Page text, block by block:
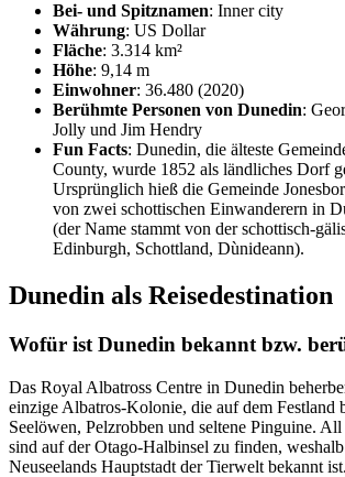
Bei- und Spitznamen: Inner city
Währung: US Dollar
Fläche: 3.314 km²
Höhe: 9,14 m
Einwohner: 36.480 (2020)
Berühmte Personen von Dunedin:
Jolly und Jim Hendry
Fun Facts: Dunedin, die älteste
County, wurde 1852 als ländliches Dorf
Ursprünglich hieß die Gemeinde
von zwei schottischen Einwanderern in
(der Name stammt von der schottisch-
Edinburgh, Schottland, Dùnideann).
Dunedin als Reisedestination
Wofür ist Dunedin bekannt bzw.
Das Royal Albatross Centre in Dunedin
einzige Albatros-Kolonie, die auf dem Festland
Seelöwen, Pelzrobben und seltene Pinguine. All
sind auf der Otago-Halbinsel zu finden,
Neuseelands Hauptstadt der Tierwelt bekannt ist.